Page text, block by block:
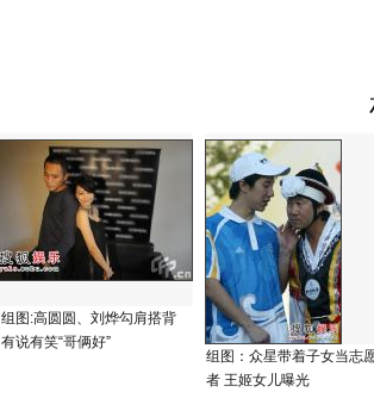
组图:高圆圆、刘烨勾肩搭背
有说有笑“哥俩好”
组图：众星带着子女当志
者 王姬女儿曝光